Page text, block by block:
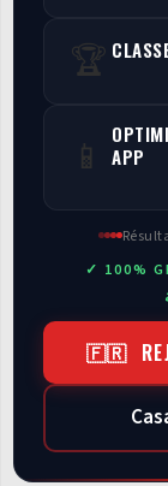
🏆
📱
APP
✓ 100%
🇫🇷